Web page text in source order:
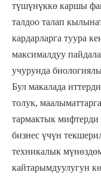
түшүнүккө каршы
талдоо талап
кардарларга туура
максималдуу
учурунда
Бул макалада
толук,
тармактык
бизнес үчүн
техникалык
кайтарымдуулугун